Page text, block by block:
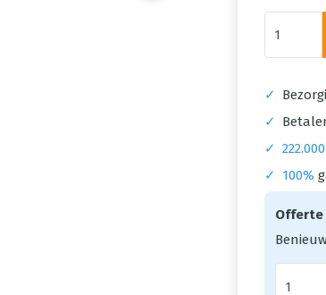
✓
✓
✓
✓
100%
Offerte